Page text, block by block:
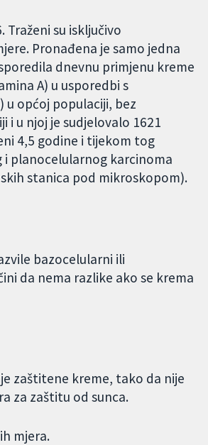
su isključivo
Pronađena je samo jedna
dnevnu primjenu kreme
A) u usporedbi s
općoj populaciji, bez
i u njoj je sudjelovalo 1621
4,5 godine i tijekom tog
i planocelularnog karcinoma
stanica pod mikroskopom).
bazocelularni ili
da nema razlike ako se krema
zaštitene kreme, tako da nije
za zaštitu od sunca.
mjera.